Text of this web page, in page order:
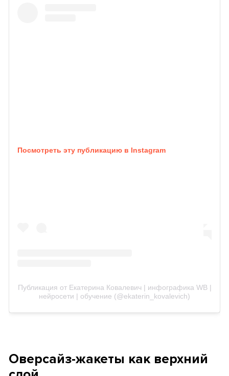
Посмотреть эту публикацию в Instagram
Публикация от Екатерина Ковалевич | инфографика WB |
нейросети | обучение (@ekaterin_kovalevich)
Оверсайз-жакеты как верхний